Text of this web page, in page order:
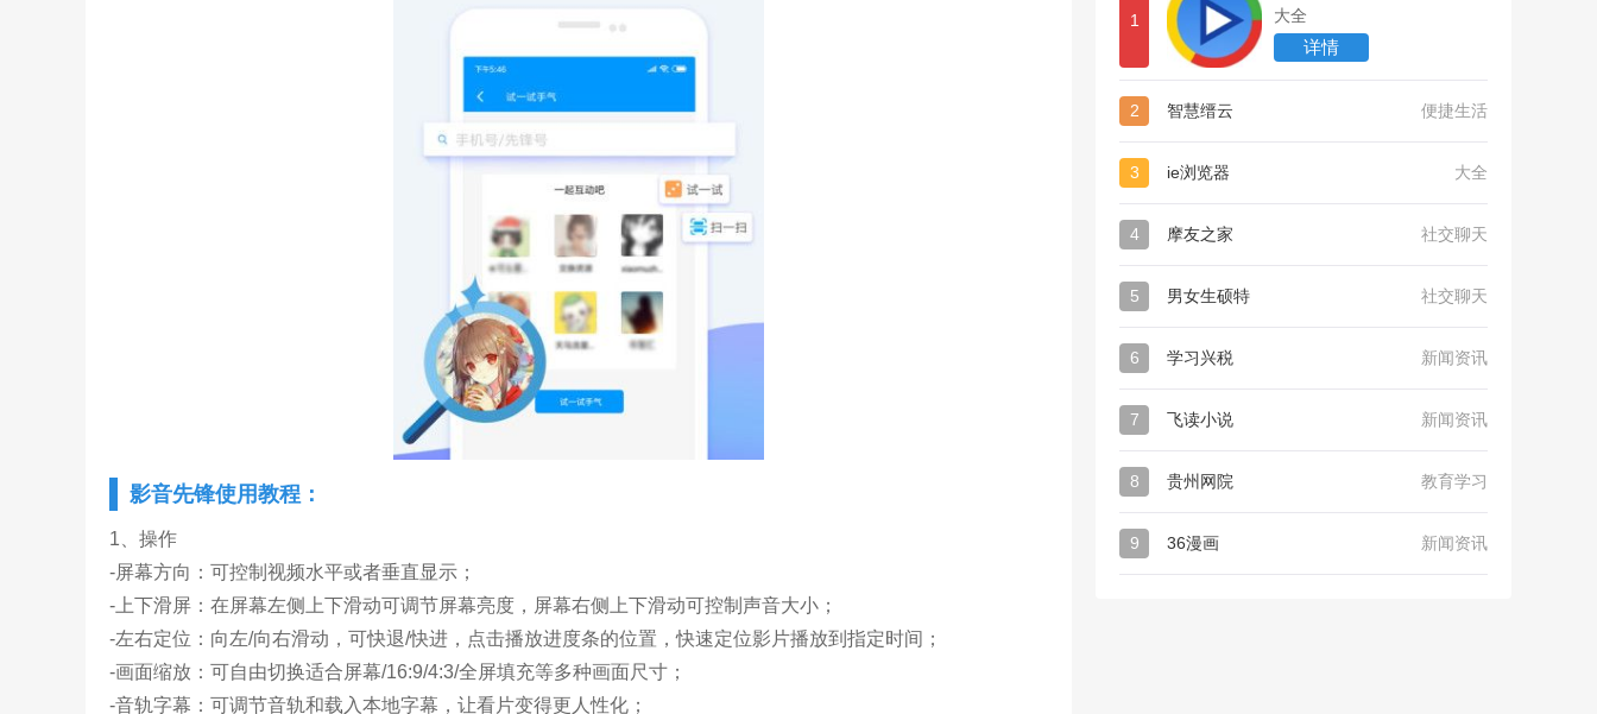
影音先锋使用教程：
1、操作
-屏幕方向：可控制视频水平或者垂直显示；
-上下滑屏：在屏幕左侧上下滑动可调节屏幕亮度，屏幕右侧上下滑动可控制声音大小；
-左右定位：向左/向右滑动，可快退/快进，点击播放进度条的位置，快速定位影片播放到指定时间；
-画面缩放：可自由切换适合屏幕/16:9/4:3/全屏填充等多种画面尺寸；
-音轨字幕：可调节音轨和载入本地字幕，让看片变得更人性化；
1 大全
详情
2 智慧缙云 便捷生活
3 ie浏览器 大全
4 摩友之家 社交聊天
5 男女生硕特 社交聊天
6 学习兴税 新闻资讯
7 飞读小说 新闻资讯
8 贵州网院 教育学习
9 36漫画 新闻资讯